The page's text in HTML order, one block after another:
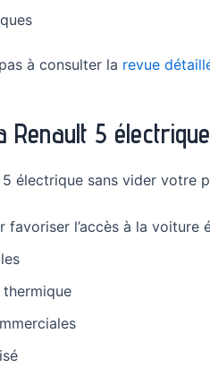
à consulter la revue
5
électrique sans vider votre
l’accès à la voiture